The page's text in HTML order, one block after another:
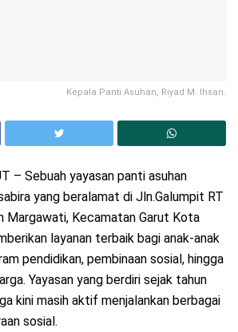
Kepala Panti Asuhan, Riyad M. Ihsan.
– Sebuah yayasan panti asuhan
yang beralamat di Jln.Galumpit RT
Margawati, Kecamatan Garut Kota
layanan terbaik bagi anak-anak
pendidikan, pembinaan sosial, hingga
Yayasan yang berdiri sejak tahun
kini masih aktif menjalankan berbagai
sosial.